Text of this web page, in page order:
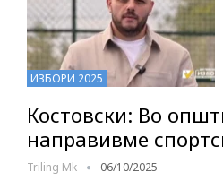
ИЗБОРИ 2025
Костовски: Во
направивме
Triling Mk 06/10/2025